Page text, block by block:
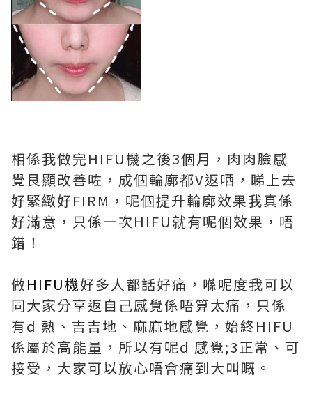
相係我做完HIFU機之後3個月，肉肉臉感
覺艮顯改善咗，成個輪廓都V返哂，睇上去
好緊緻好FIRM，呢個提升輪廓效果我真係
好滿意，只係一次HIFU就有呢個效果，唔
錯！
做HIFU機好多人都話好痛，喺呢度我可以
同大家分享返自己感覺係唔算太痛，只係
有d 熱、吉吉地、麻麻地感覺，始終HIFU
係屬於高能量，所以有呢d 感覺;3正常、可
接受，大家可以放心唔會痛到大叫嘅。